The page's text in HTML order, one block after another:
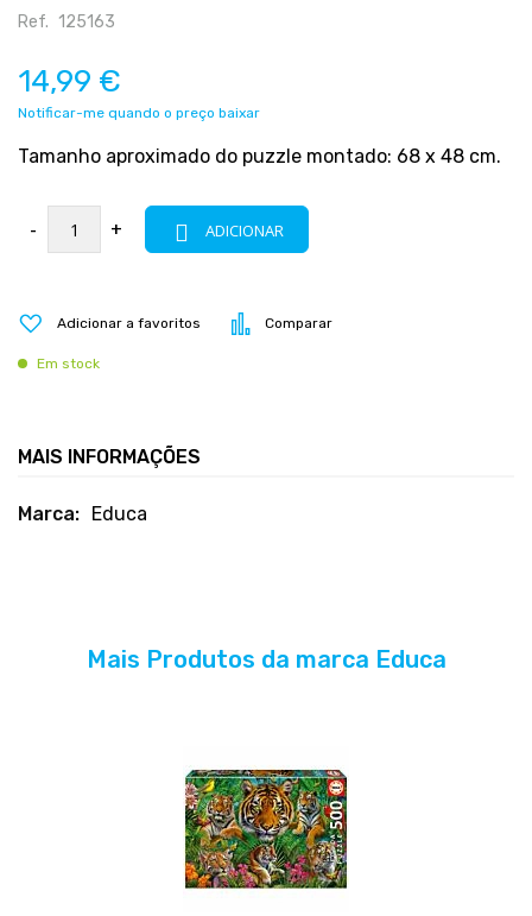
Ref. 125163
14,99 €
Notificar-me quando o preço baixar
Tamanho aproximado do puzzle montado: 68 x 48 cm.
- + ADICIONAR
Adicionar a favoritos Comparar
Em stock
imagens
MAIS INFORMAÇÕES
Mais
Educa
Mais Produtos da marca Educa